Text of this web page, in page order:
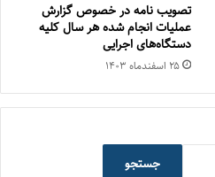
تصویب نامه در خصوص گزارش
عملیات انجام شده هر سال کلیه
دستگاه‌های اجرایی
۲۵ اسفند‌ماه ۱۴۰۳
جستجو